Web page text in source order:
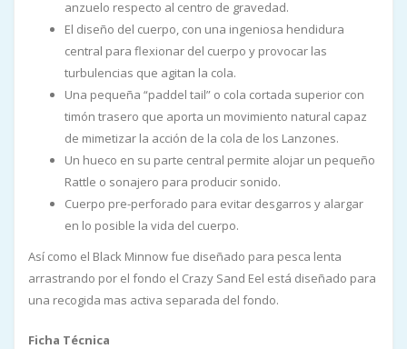
anzuelo respecto al centro de gravedad.
El diseño del cuerpo, con una ingeniosa hendidura
central para flexionar del cuerpo y provocar las
turbulencias que agitan la cola.
Una pequeña “paddel tail” o cola cortada superior con
timón trasero que aporta un movimiento natural capaz
de mimetizar la acción de la cola de los Lanzones.
Un hueco en su parte central permite alojar un pequeño
Rattle o sonajero para producir sonido.
Cuerpo pre-perforado para evitar desgarros y alargar
en lo posible la vida del cuerpo.
Así como el Black Minnow fue diseñado para pesca lenta
arrastrando por el fondo el Crazy Sand Eel está diseñado para
una recogida mas activa separada del fondo.
Ficha Técnica